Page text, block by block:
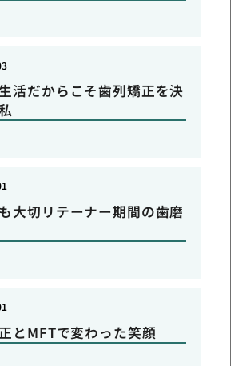
活だからこそ歯列矯正を決
大切リテーナー期間の歯磨
とMFTで変わった笑顔